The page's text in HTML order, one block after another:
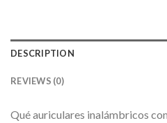
DESCRIPTION
REVIEWS (0)
Qué auriculares inalámbricos